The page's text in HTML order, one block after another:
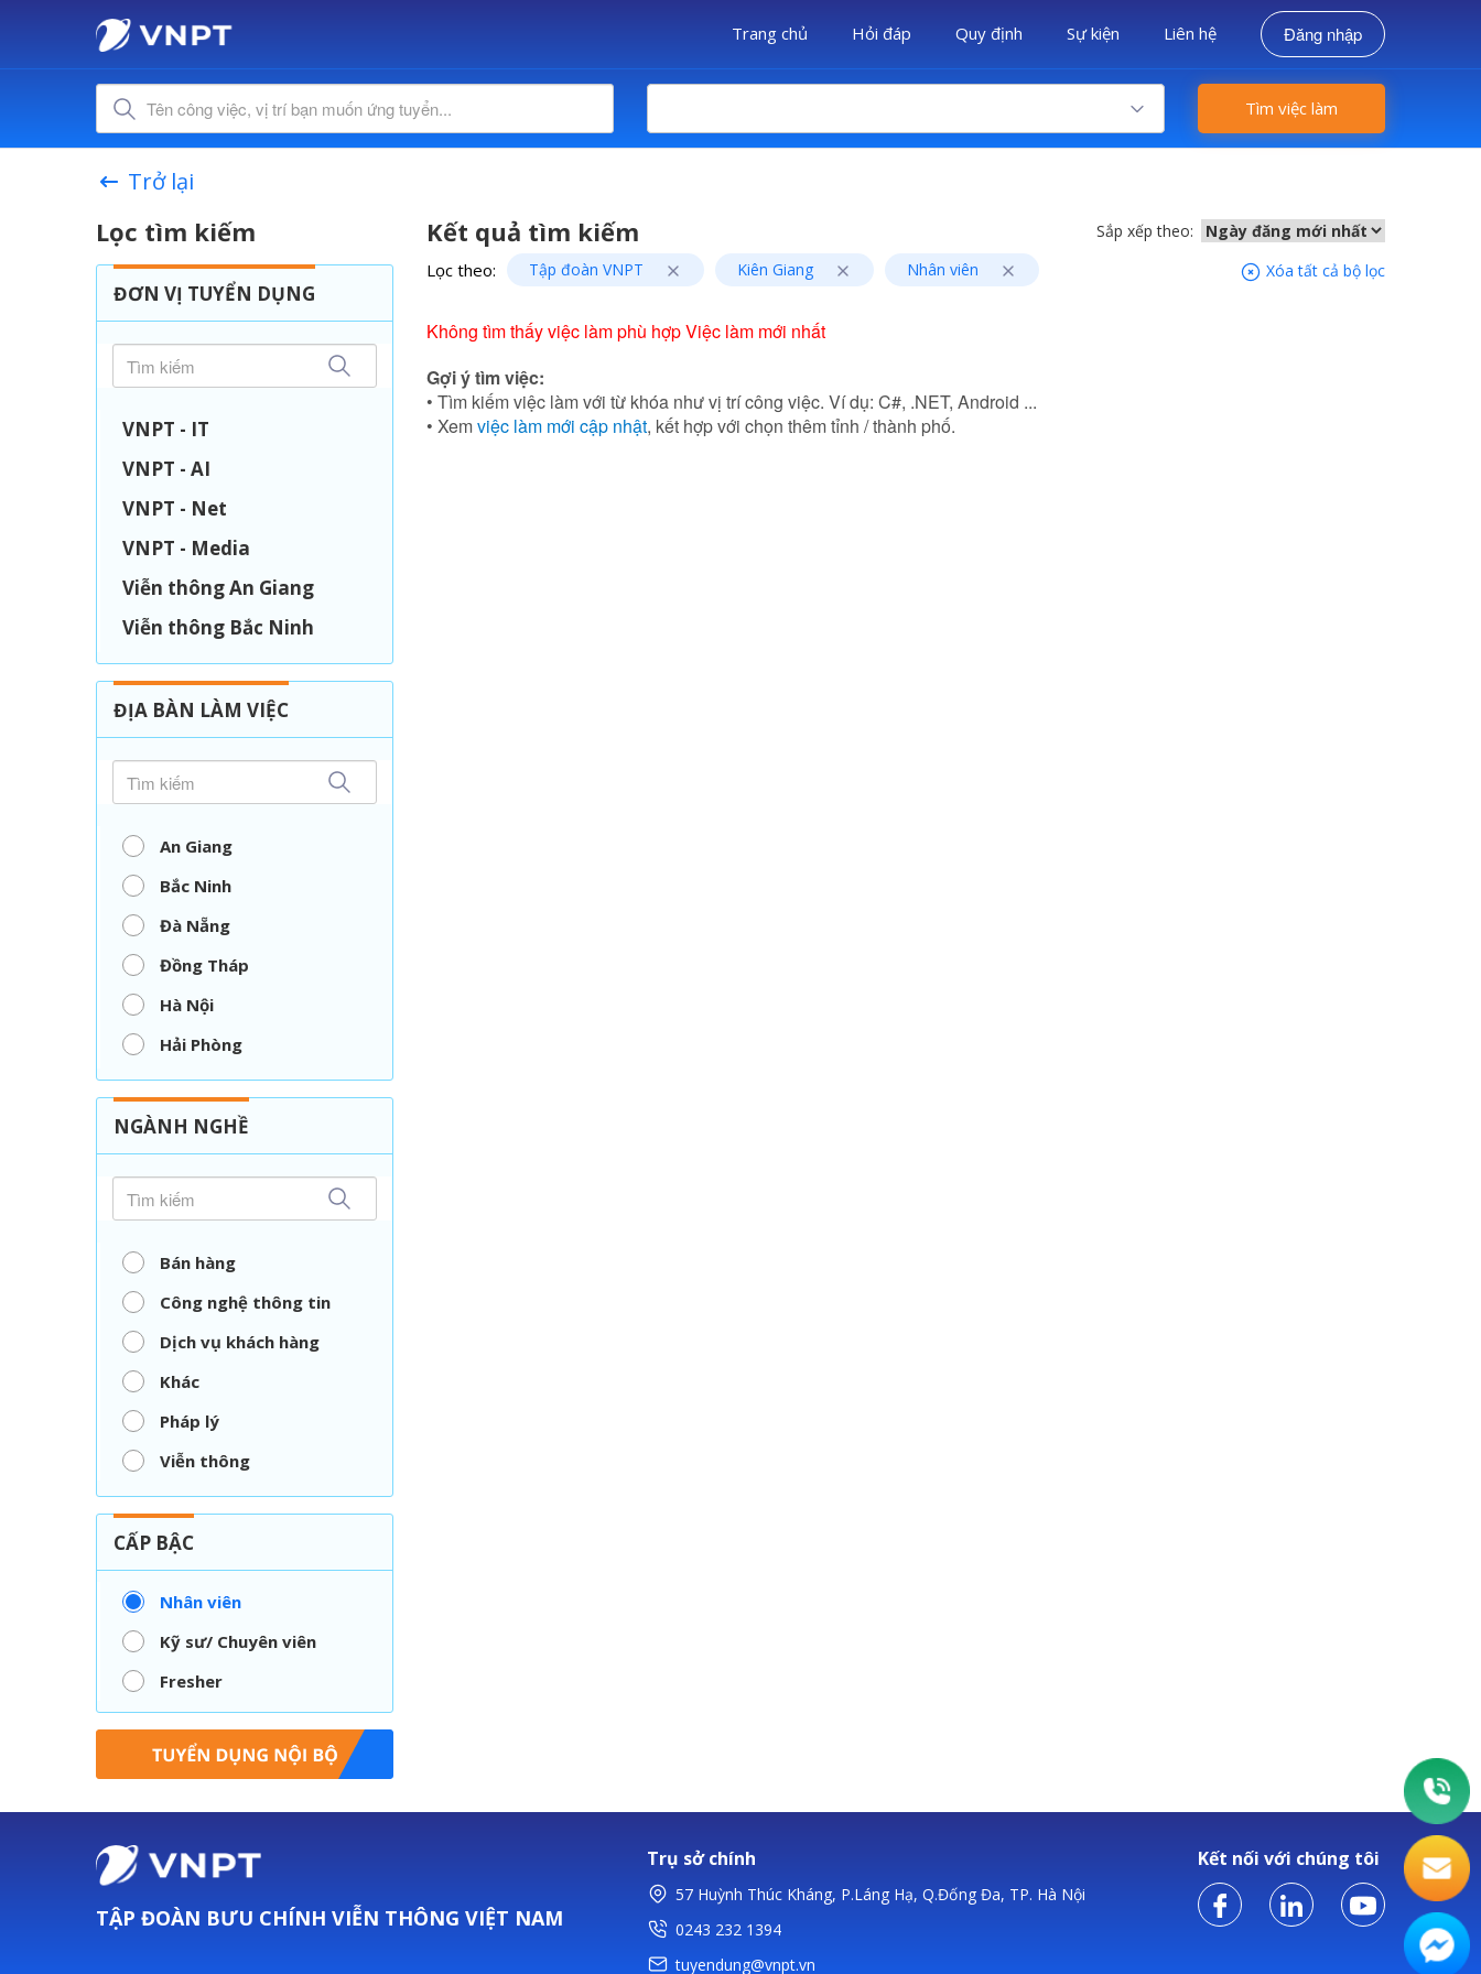
Trang chủ Hỏi đáp Quy định Sự kiện Liên hệ Đăng nhập
Tìm việc làm
Trở lại
Lọc tìm kiếm
ĐƠN VỊ TUYỂN DỤNG
VNPT - IT
VNPT - AI
VNPT - Net
VNPT - Media
Viễn thông An Giang
Viễn thông Bắc Ninh
Viễn thông Đà Nẵng
Viễn thông Đồng Tháp
Viễn thông Hải Phòng
Viễn thông Nghệ An
Viễn thông thành phố
Hồ Chí Minh
Viễn thông Vĩnh Long
ĐỊA BÀN LÀM VIỆC
An Giang
Bắc Ninh
Đà Nẵng
Đồng Tháp
Hà Nội
Hải Phòng
Nghệ An
Thái Nguyên
Vĩnh Long
NGÀNH NGHỀ
Bán hàng
Công nghệ thông tin
Dịch vụ khách hàng
Khác
Pháp lý
Viễn thông
CẤP BẬC
Nhân viên
Kỹ sư/ Chuyên viên
Fresher
Kết quả tìm kiếm Sắp xếp theo:
Lọc theo: Tập đoàn VNPT Kiên Giang Nhân viên Xóa tất cả bộ lọc
Không tìm thấy việc làm phù hợp Việc làm mới nhất
Gợi ý tìm việc:
• Tìm kiếm việc làm với từ khóa như vị trí công việc. Ví dụ: C#, .NET, Android ...
• Xemviệc làm mới cập nhật, kết hợp với chọn thêm tỉnh / thành phố.
TẬP ĐOÀN BƯU CHÍNH VIỄN THÔNG VIỆT NAM
Trụ sở chính
57 Huỳnh Thúc Kháng, P.Láng Hạ, Q.Đống Đa, TP. Hà Nội
0243 232 1394
tuyendung@vnpt.vn
Kết nối với chúng tôi